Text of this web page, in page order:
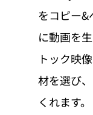
をコピー&
に動画を
トック映
材を選び
くれます。